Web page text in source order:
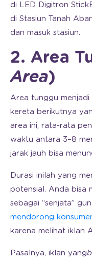
di LED Digitron
di Stasiun Tanah
dan masuk stasiun.
2. Area
Area)
Area tunggu menjadi
kereta berikutnya
area ini, rata-rata
waktu antara 3–8
jarak jauh bisa
Durasi inilah yang
potensial. Anda bisa
sebagai “senjata”
mendorong
karena melihat iklan
Pasalnya, iklan yang